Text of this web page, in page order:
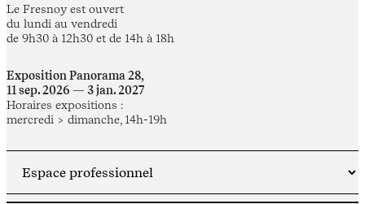
Le Fresnoy est ouvert
du lundi au vendredi
de 9h30 à 12h30 et de 14h à 18h
Exposition Panorama 28,
11 sep. 2026 — 3 jan. 2027
Horaires expositions :
mercredi > dimanche, 14h-19h